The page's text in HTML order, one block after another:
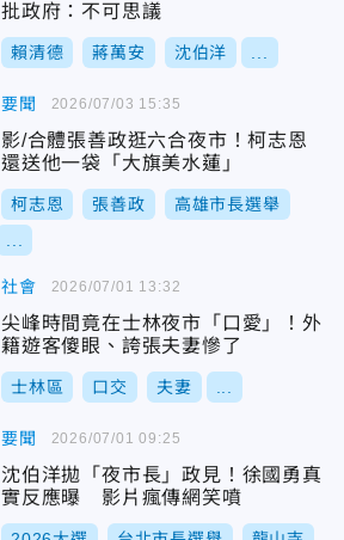
批政府：不可思議
賴清德 蔣萬安 沈伯洋
要聞
影/合體張善政逛六合夜市！柯志恩
還送他一袋「大旗美水蓮」
柯志恩 張善政 高雄市長選舉
2026/07/03 15:35
社會
尖峰時間竟在士林夜市「口愛」！外
籍遊客傻眼、誇張夫妻慘了
士林區 口交 夫妻
2026/07/01 13:32
要聞
沈伯洋拋「夜市長」政見！徐國勇真
實反應曝 影片瘋傳網笑噴
2026/07/01 09:25